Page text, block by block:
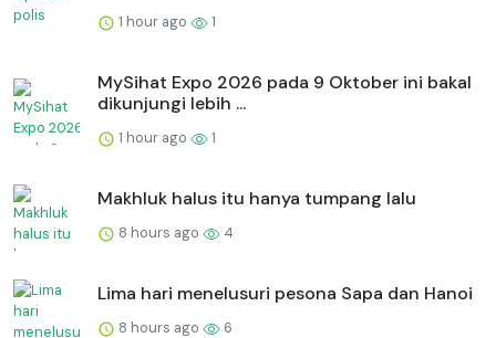
1 hour ago 1
MySihat Expo 2026 pada 9 Oktober ini bakal
dikunjungi lebih ...
1 hour ago 1
Makhluk halus itu hanya tumpang lalu
8 hours ago 4
Lima hari menelusuri pesona Sapa dan Hanoi
8 hours ago 6